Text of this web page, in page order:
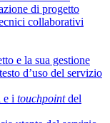
di progetto
collaborativi
e la sua gestione
d’uso del servizio
e i touchpointdel